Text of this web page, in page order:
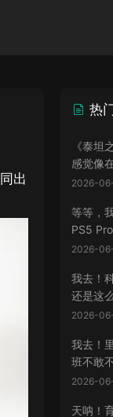
出
热
《泰坦
感觉像
2026-
等等，
PS5
2026-
我去！
还是这
2026-
我去！
班不敢
2026-
天呐！